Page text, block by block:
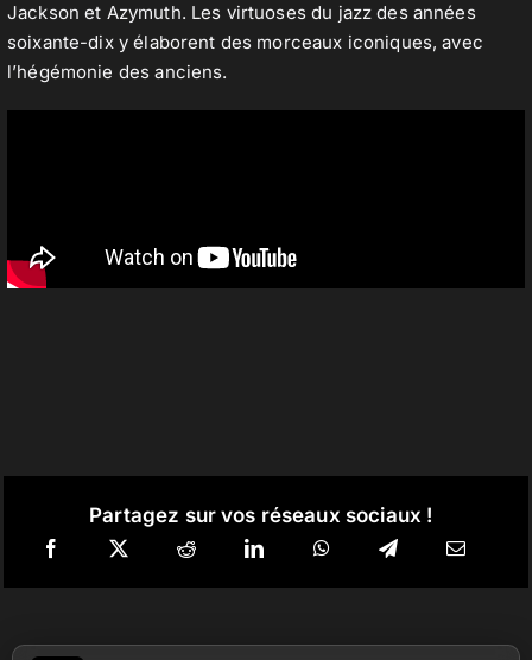
Jackson et Azymuth. Les virtuoses du jazz des années
soixante-dix y élaborent des morceaux iconiques, avec
l’hégémonie des anciens.
Partagez sur vos réseaux sociaux !